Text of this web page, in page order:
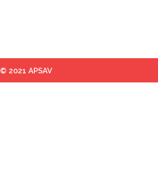
© 2021 APSAV